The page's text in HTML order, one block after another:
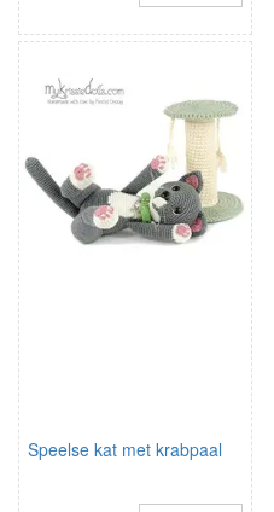
Speelse kat met krabpaal